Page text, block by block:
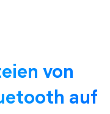
von
auf